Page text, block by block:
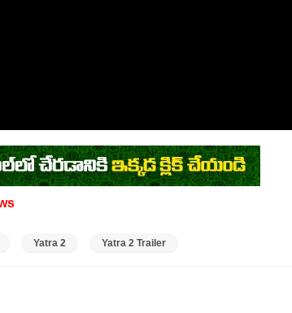
Yatra 2 Yatra 2 Trailer